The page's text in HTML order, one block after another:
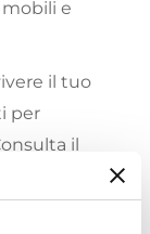
e
il tuo
per
il